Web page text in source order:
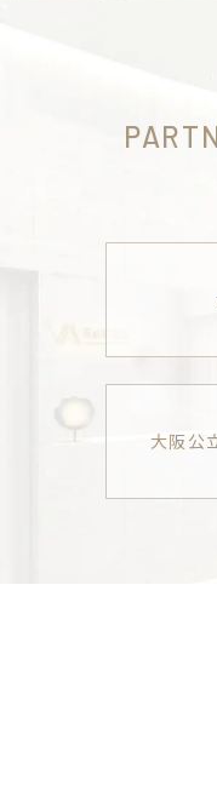
大阪公